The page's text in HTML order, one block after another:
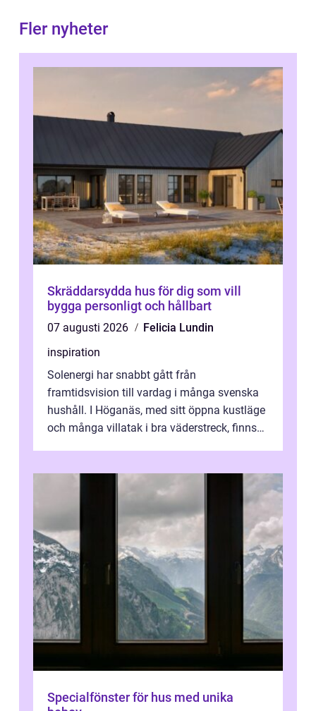
Fler nyheter
Skräddarsydda hus för dig som vill
bygga personligt och hållbart
07 augusti 2026
Felicia Lundin
inspiration
Solenergi har snabbt gått från
framtidsvision till vardag i många svenska
hushåll. I Höganäs, med sitt öppna kustläge
och många villatak i bra väderstreck, finns
Specialfönster för hus med unika